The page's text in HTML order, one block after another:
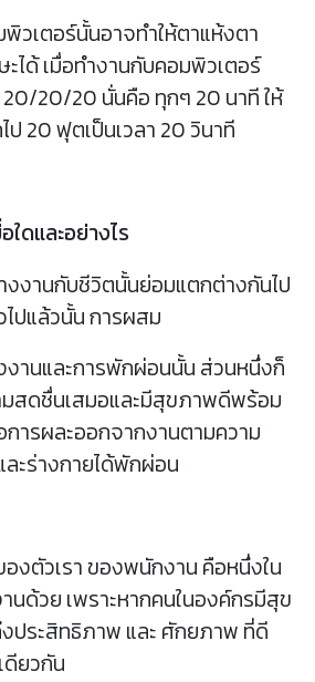
วเตอร์นั้นอาจทำให้ตาแห้งตา
ได้ เมื่อทำงานกับคอมพิวเตอร์
20/20 นั่นคือ ทุกๆ 20 นาที ให้
20 ฟุตเป็นเวลา 20 วินาที
ใดและอย่างไร
งงานกับชีวิตนั้นย่อมแตกต่างกันไป
ปแล้วนั้น การผสม
งานและการพักผ่อนนั้น ส่วนหนึ่งก็
มสดชื่นเสมอและมีสุขภาพดีพร้อม
การผละออกจากงานตามความ
ะร่างกายได้พักผ่อน
งตัวเรา ของพนักงาน คือหนึ่งใน
ด้วย เพราะหากคนในองค์กรมีสุข
ประสิทธิภาพ และ ศักยภาพ ที่ดี
ยวกัน